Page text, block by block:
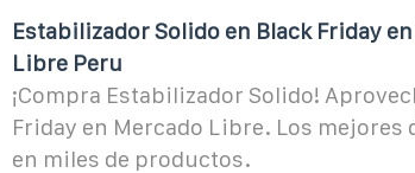
Estabilizador Solido en Black Friday
Libre Peru
¡Compra Estabilizador Solido!
Friday en Mercado Libre. Los mejores
en miles de productos.